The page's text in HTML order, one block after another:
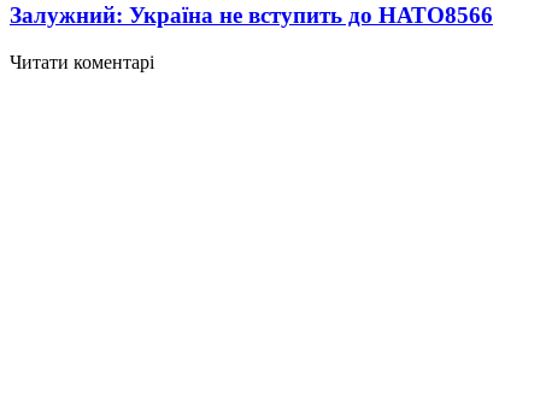
Залужний: Україна не вступить до НАТО8566
Читати коментарі